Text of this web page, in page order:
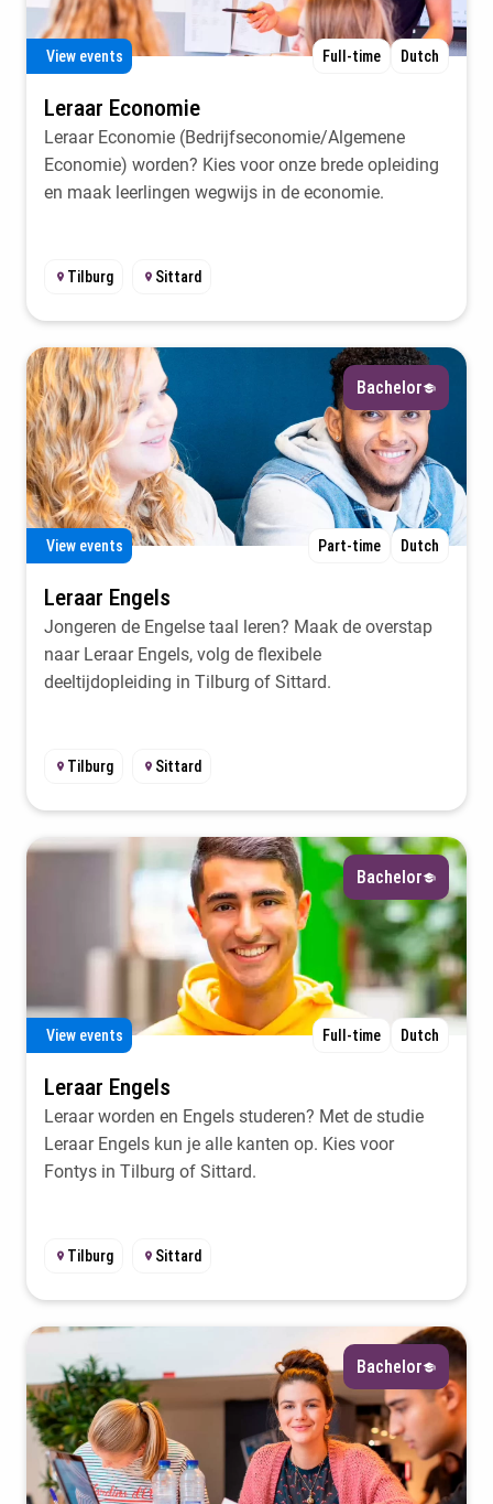
View events Full-time Dutch
Leraar Economie
Leraar Economie (Bedrijfseconomie/Algemene
Economie) worden? Kies voor onze brede opleiding
en maak leerlingen wegwijs in de economie.
Tilburg Sittard
Bachelor
View events Part-time Dutch
Leraar Engels
Jongeren de Engelse taal leren? Maak de overstap
naar Leraar Engels, volg de flexibele
deeltijdopleiding in Tilburg of Sittard.
Tilburg Sittard
Bachelor
View events Full-time Dutch
Leraar Engels
Leraar worden en Engels studeren? Met de studie
Leraar Engels kun je alle kanten op. Kies voor
Fontys in Tilburg of Sittard.
Tilburg Sittard
Bachelor